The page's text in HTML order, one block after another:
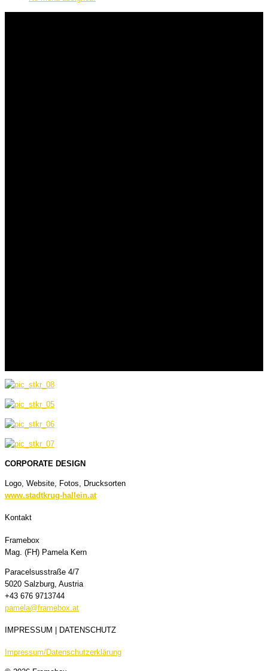
CORPORATE DESIGN
Logo, Website, Fotos, Drucksorten
www.stadtkrug-hallein.at
Kontakt
Framebox
Mag. (FH) Pamela Kern
Paracelsusstraße 4/7
5020 Salzburg, Austria
+43 676 9713744
pamela@framebox.at
IMPRESSUM | DATENSCHUTZ
Impressum/Datenschutzerklärung